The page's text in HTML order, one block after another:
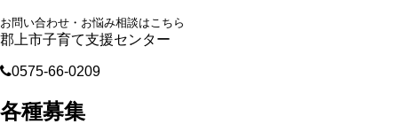
お問い合わせ・お悩み相談はこちら
郡上市子育て支援センター
0575-66-0209
各種募集